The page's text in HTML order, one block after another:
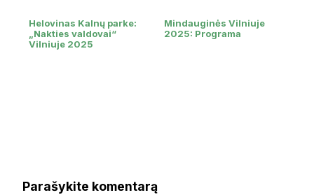
Helovinas Kalnų parke:
„Nakties valdovai“
Vilniuje 2025
Mindauginės Vilniuje
2025: Programa
Parašykite komentarą